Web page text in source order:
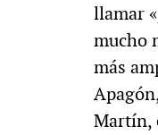
llamar
mucho
más
Martín,